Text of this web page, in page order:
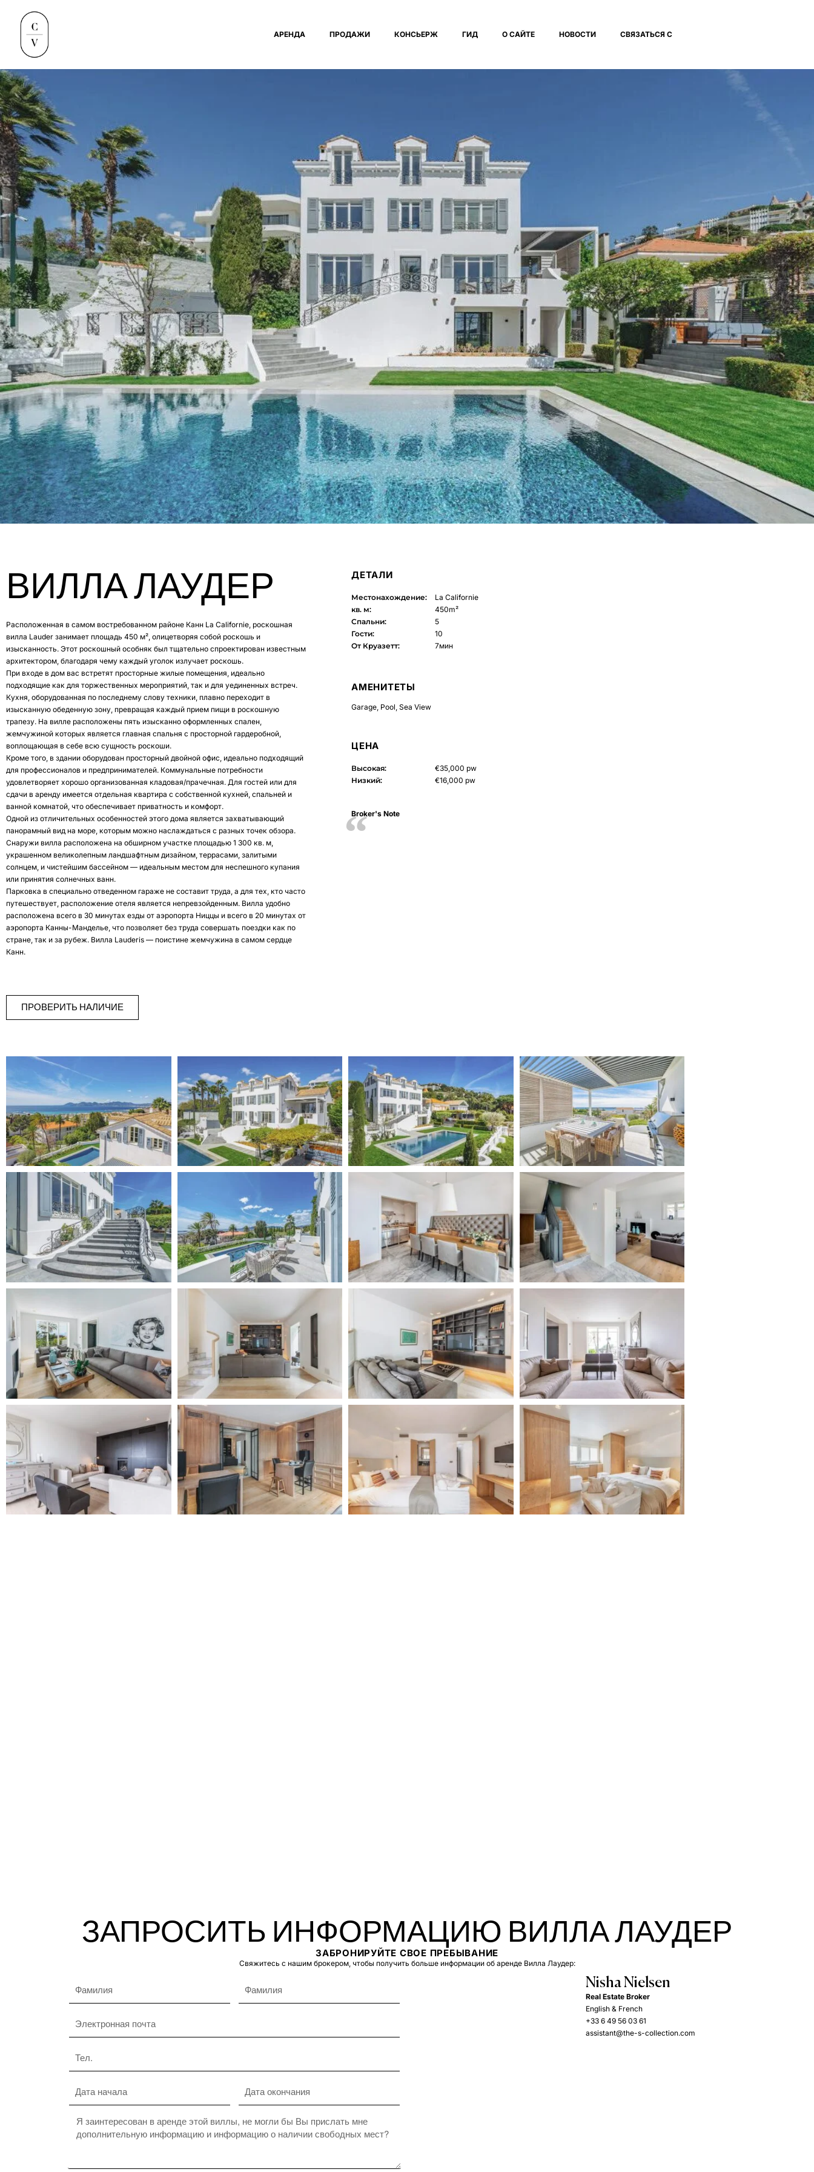
АРЕНДА ПРОДАЖИ КОНСЬЕРЖ ГИД О САЙТЕ НОВОСТИ СВЯЗАТЬСЯ С
ВИЛЛА ЛАУДЕР
Расположенная в самом востребованном районе Канн La Californie, роскошная
вилла Lauder занимает площадь 450 м², олицетворяя собой роскошь и
изысканность. Этот роскошный особняк был тщательно спроектирован известным
архитектором, благодаря чему каждый уголок излучает роскошь.
При входе в дом вас встретят просторные жилые помещения, идеально
подходящие как для торжественных мероприятий, так и для уединенных встреч.
Кухня, оборудованная по последнему слову техники, плавно переходит в
изысканную обеденную зону, превращая каждый прием пищи в роскошную
трапезу. На вилле расположены пять изысканно оформленных спален,
жемчужиной которых является главная спальня с просторной гардеробной,
воплощающая в себе всю сущность роскоши.
Кроме того, в здании оборудован просторный двойной офис, идеально подходящий
для профессионалов и предпринимателей. Коммунальные потребности
удовлетворяет хорошо организованная кладовая/прачечная. Для гостей или для
сдачи в аренду имеется отдельная квартира с собственной кухней, спальней и
ванной комнатой, что обеспечивает приватность и комфорт.
Одной из отличительных особенностей этого дома является захватывающий
панорамный вид на море, которым можно наслаждаться с разных точек обзора.
Снаружи вилла расположена на обширном участке площадью 1 300 кв. м,
украшенном великолепным ландшафтным дизайном, террасами, залитыми
солнцем, и чистейшим бассейном — идеальным местом для неспешного купания
или принятия солнечных ванн.
Парковка в специально отведенном гараже не составит труда, а для тех, кто часто
путешествует, расположение отеля является непревзойденным. Вилла удобно
расположена всего в 30 минутах езды от аэропорта Ниццы и всего в 20 минутах от
аэропорта Канны-Манделье, что позволяет без труда совершать поездки как по
стране, так и за рубеж. Вилла Lauderis — поистине жемчужина в самом сердце
Канн.
ДЕТАЛИ
Местонахождение:
La Californie
кв. м:
450m²
Спальни:
5
Гости:
10
От Круазетт:
7мин
АМЕНИТЕТЫ
Garage, Pool, Sea View
ЦЕНА
Высокая:
€35,000 pw
Низкий:
€16,000 pw
Broker's Note
ПРОВЕРИТЬ НАЛИЧИЕ
ЗАПРОСИТЬ ИНФОРМАЦИЮ ВИЛЛА ЛАУДЕР
ЗАБРОНИРУЙТЕ СВОЕ ПРЕБЫВАНИЕ
Свяжитесь с нашим брокером, чтобы получить больше информации об аренде Вилла Лаудер:
Nisha Nielsen
Real Estate Broker
English & French
+33 6 49 56 03 61
assistant@the-s-collection.com